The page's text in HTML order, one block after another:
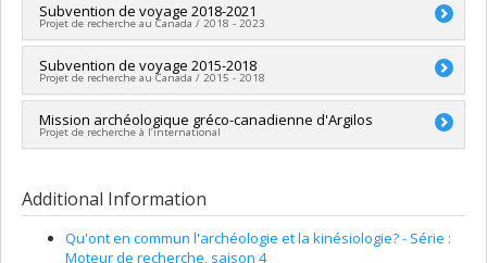
Lead researcher : Jacques Y. Perreault
Funding sources: CRSH/Conseil de recherches en sciences
humaines du Canada
Grant programs:PVXXXXXX-Subventions d'échange de
connaissances
Subvention de voyage 2018-2021
Projet de recherche au Canada / 2018 - 2023
Lead researcher : Jacques Y. Perreault
Funding sources: CRSH/Conseil de recherches en sciences
humaines du Canada
Grant programs:PVXXXXXX-Subventions d'échange de
connaissances
Subvention de voyage 2015-2018
Projet de recherche au Canada / 2015 - 2018
Lead researcher :Jacques Y. Perreault
Funding sources: CRSH/Conseil de recherches en sciences
connaissances
Mission archéologique gréco-canadienne d'Argilos
Projet de recherche à l’international
Additional Information
Qu'ont en commun l'archéologie et la kinésiologie? - Série :
Moteur de recherche, saison 4